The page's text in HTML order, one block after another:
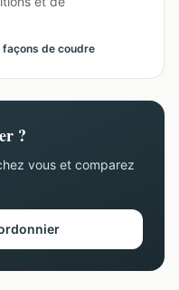
de coudre
?
vous et comparez